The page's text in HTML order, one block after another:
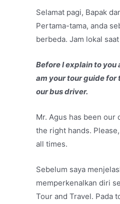
Selamat pagi, Bapak
Pertama-tama, anda
berbeda. Jam lokal
Before I explain to you
am your tour guide for
our bus driver.
Mr. Agus has been our
the right hands.
all times.
Sebelum saya
memperkenalkan diri
Tour and Travel. Pada